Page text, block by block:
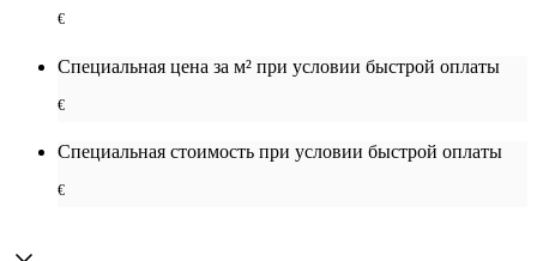
€
Специальная цена за м² при условии быстрой оплаты
€
Специальная cтоимость при условии быстрой оплаты
€